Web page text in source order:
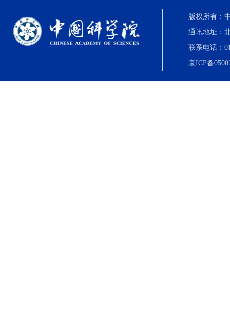
版权所有：
通讯地址：
联系电话：
京ICP备